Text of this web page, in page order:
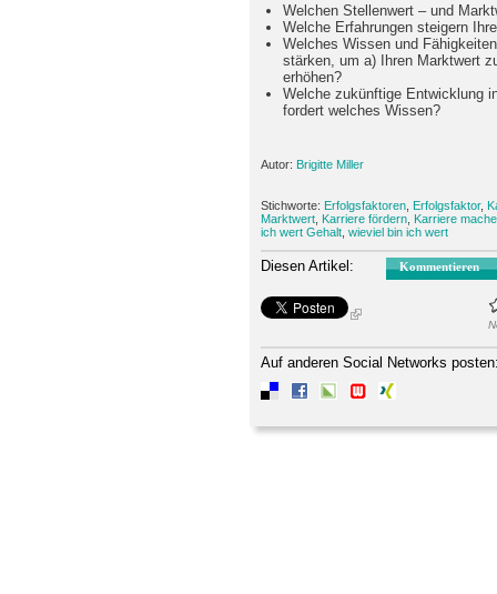
Welchen Stellenwert – und
Welche Erfahrungen steigern
Welches Wissen und
stärken, um a) Ihren Marktwert
erhöhen?
Welche zukünftige Entwicklung
fordert welches Wissen?
Autor: Brigitte Miller
Stichworte: Erfolgsfaktoren Erfolgsfaktor,
Marktwert Karriere fördern Karriere
ich wert Gehalt wieviel bin ich wert
Diesen Artikel: Kommentieren
Auf anderen Social Networks